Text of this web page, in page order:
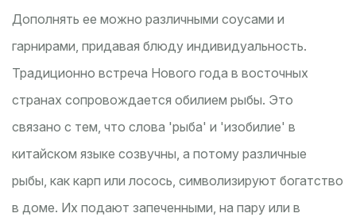
Дополнять ее можно различными соусами и
гарнирами, придавая блюду индивидуальность.
Традиционно встреча Нового года в восточных
странах сопровождается обилием рыбы. Это
связано с тем, что слова 'рыба' и 'изобилие' в
китайском языке созвучны, а потому различные
рыбы, как карп или лосось, символизируют богатство
в доме. Их подают запеченными, на пару или в